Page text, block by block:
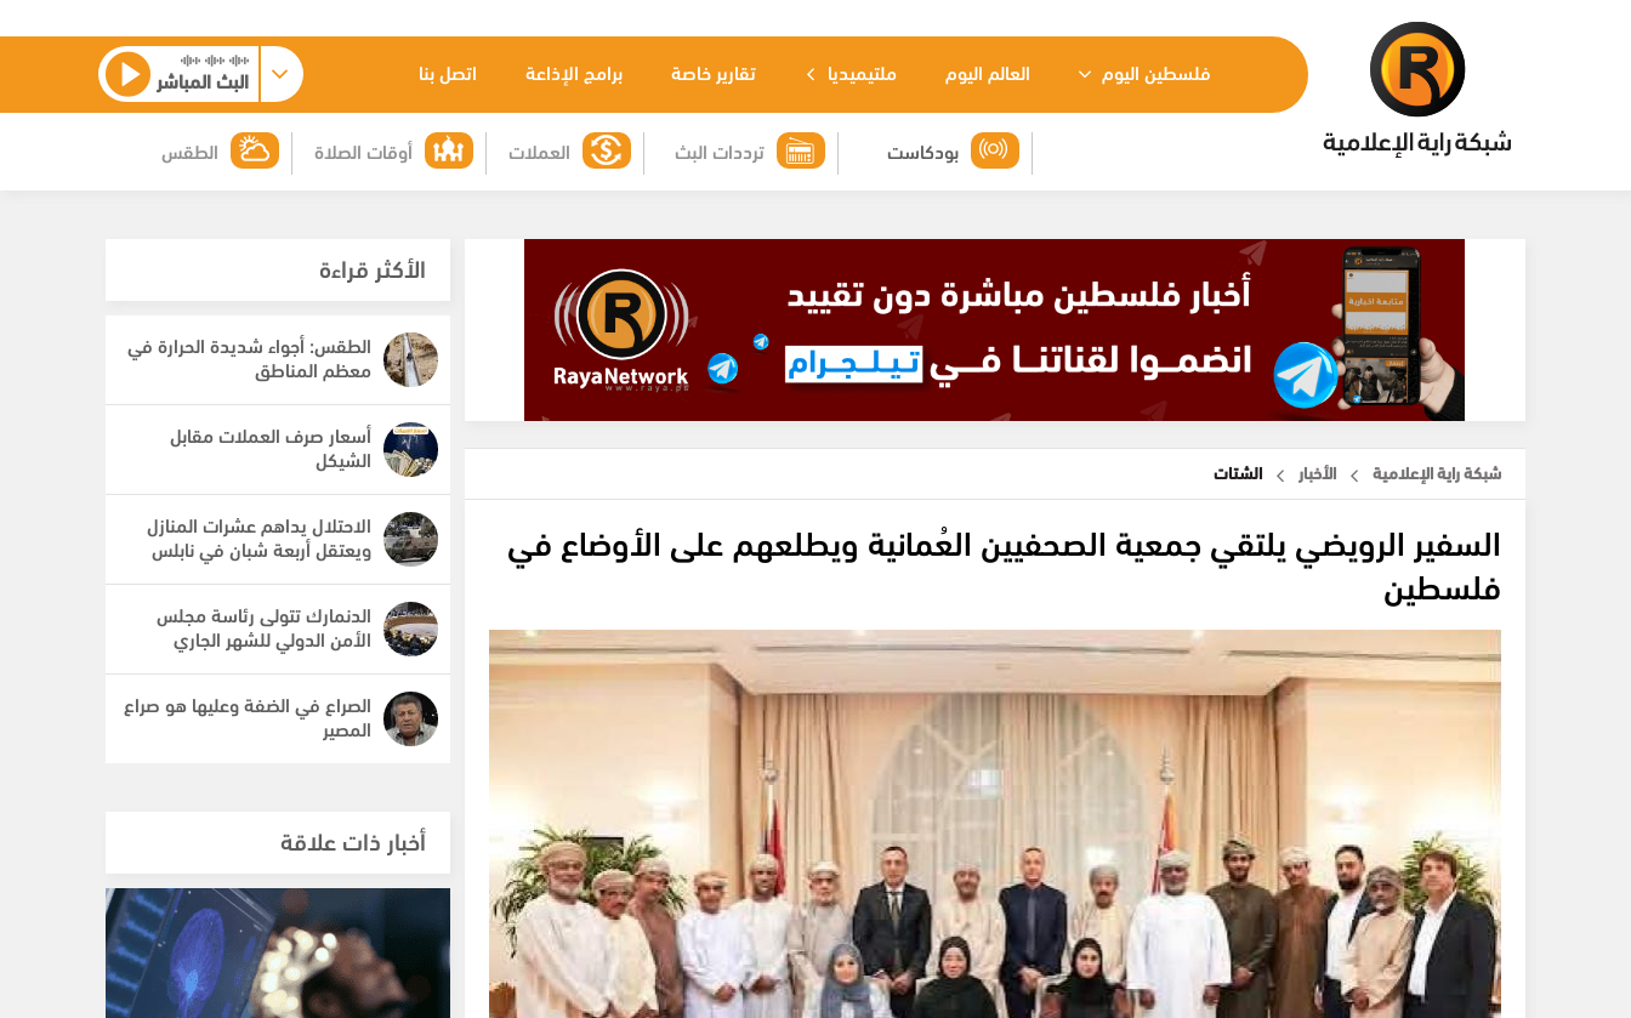
فلسطين اليوم العالم اليوم ملتيميديا تقارير خاصة برامج الإذاعة اتصل بنا البث المباشر
الطقس أوقات الصلاة العملات ترددات البث بودكاست
شبكة راية الإعلامية الأخبار الشتات
السفير الرويضي يلتقي جمعية الصحفيين العُمانية ويطلعهم على الأوضاع في
فلسطين
الأكثر قراءة
الطقس: أجواء شديدة الحرارة في
معظم المناطق
أسعار صرف العملات مقابل
الشيكل
الاحتلال يداهم عشرات المنازل
ويعتقل أربعة شبان في نابلس
الدنمارك تتولى رئاسة مجلس
الأمن الدولي للشهر الجاري
الصراع في الضفة وعليها هو صراع
المصير
أخبار ذات علاقة